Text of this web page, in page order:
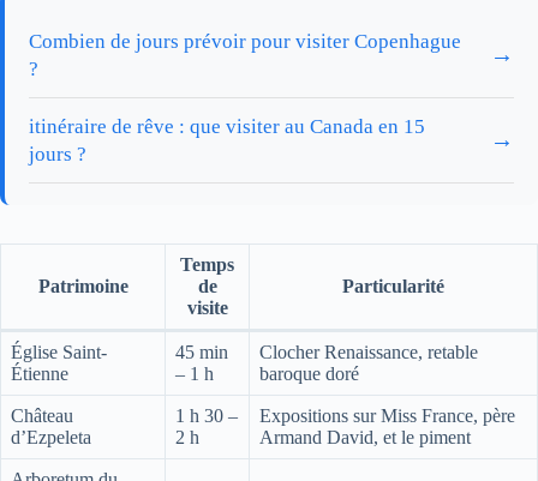
Combien de jours prévoir pour visiter Copenhague
?
→
itinéraire de rêve : que visiter au Canada en 15
jours ?
→
Patrimoine
Temps
de
visite
Particularité
Église Saint-
Étienne
45 min
– 1 h
Clocher Renaissance, retable
baroque doré
Château
d’Ezpeleta
1 h 30 –
2 h
Expositions sur Miss France, père
Armand David, et le piment